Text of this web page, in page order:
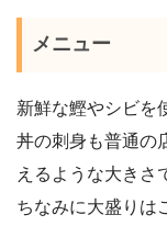
メニュー
新鮮な鰹やシビを
丼の刺身も普通の
えるような大きさ
ちなみに大盛りは